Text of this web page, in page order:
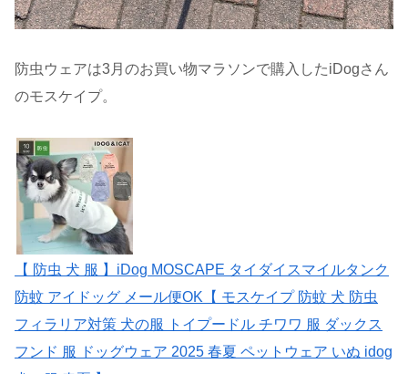
防虫ウェアは3月のお買い物マラソンで購入したiDogさん
のモスケイプ。
【 防虫 犬 服 】iDog MOSCAPE タイダイスマイルタンク
防蚊 アイドッグ メール便OK【 モスケイプ 防蚊 犬 防虫
フィラリア対策 犬の服 トイプードル チワワ 服 ダックス
フンド 服 ドッグウェア 2025 春夏 ペットウェア いぬ idog